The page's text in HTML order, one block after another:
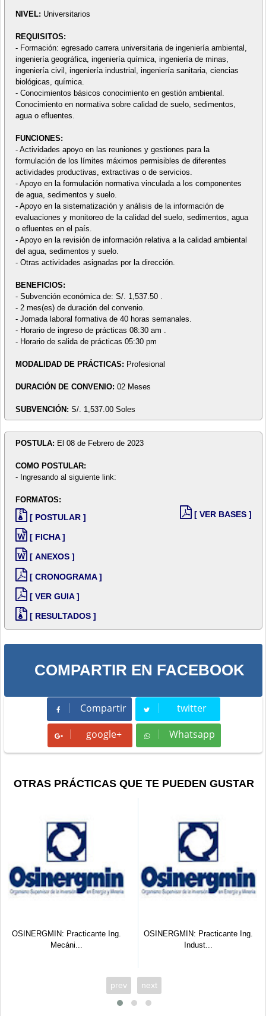
NIVEL: Universitarios
REQUISITOS:
- Formación: egresado carrera universitaria de ingeniería ambiental,
ingeniería geográfica, ingeniería química, ingeniería de minas,
ingeniería civil, ingeniería industrial, ingeniería sanitaria, ciencias
biológicas, química.
- Conocimientos básicos conocimiento en gestión ambiental.
Conocimiento en normativa sobre calidad de suelo, sedimentos,
agua o efluentes.
FUNCIONES:
- Actividades apoyo en las reuniones y gestiones para la
formulación de los límites máximos permisibles de diferentes
actividades productivas, extractivas o de servicios.
- Apoyo en la formulación normativa vinculada a los componentes
de agua, sedimentos y suelo.
- Apoyo en la sistematización y análisis de la información de
evaluaciones y monitoreo de la calidad del suelo, sedimentos, agua
o efluentes en el país.
- Apoyo en la revisión de información relativa a la calidad ambiental
del agua, sedimentos y suelo.
- Otras actividades asignadas por la dirección.
BENEFICIOS:
- Subvención económica de: S/. 1,537.50 .
- 2 mes(es) de duración del convenio.
- Jornada laboral formativa de 40 horas semanales.
- Horario de ingreso de prácticas 08:30 am .
- Horario de salida de prácticas 05:30 pm
MODALIDAD DE PRÁCTICAS: Profesional
DURACIÓN DE CONVENIO: 02 Meses
SUBVENCIÓN: S/. 1,537.00 Soles
POSTULA: El 08 de Febrero de 2023
COMO POSTULAR:
- Ingresando al siguiente link:
FORMATOS:
[ POSTULAR ]
[ FICHA ]
[ ANEXOS ]
[ CRONOGRAMA ]
[ VER GUIA ]
[ RESULTADOS ]
[ VER BASES ]
COMPARTIR EN FACEBOOK
Compartir
Compartir twitter
Tweet
google+ Whatsapp
Whatsapp
OTRAS PRÁCTICAS QUE TE PUEDEN GUSTAR
Practicante Ing.
OSINERGMIN: Practicante Ing.
prev next